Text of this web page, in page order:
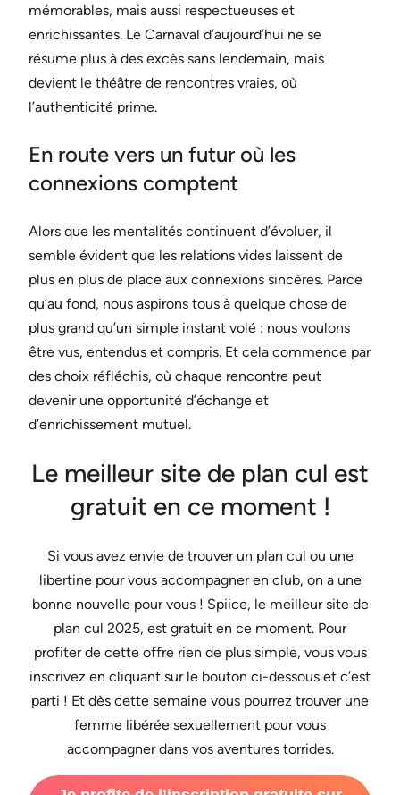
mémorables, mais aussi respectueuses et
enrichissantes. Le Carnaval d’aujourd’hui ne se
résume plus à des excès sans lendemain, mais
devient le théâtre de rencontres vraies, où
l’authenticité prime.
En route vers un futur où les
connexions comptent
Alors que les mentalités continuent d’évoluer, il
semble évident que les relations vides laissent de
plus en plus de place aux connexions sincères. Parce
qu’au fond, nous aspirons tous à quelque chose de
plus grand qu’un simple instant volé : nous voulons
être vus, entendus et compris. Et cela commence par
des choix réfléchis, où chaque rencontre peut
devenir une opportunité d’échange et
d’enrichissement mutuel.
Le meilleur site de plan cul est
gratuit en ce moment !
Si vous avez envie de trouver un plan cul ou une
libertine pour vous accompagner en club, on a une
bonne nouvelle pour vous ! Spiice, le meilleur site de
plan cul 2025, est gratuit en ce moment. Pour
profiter de cette offre rien de plus simple, vous vous
inscrivez en cliquant sur le bouton ci-dessous et c’est
parti ! Et dès cette semaine vous pourrez trouver une
femme libérée sexuellement pour vous
accompagner dans vos aventures torrides.